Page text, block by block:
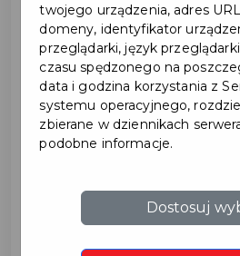
Utrudnienia w
twojego urządzenia, adres
domeny, identyfikator
przeglądarki, język
czasu spędzonego na
data i godzina korzystania z
systemu operacyjnego,
zbierane w dziennikach
podobne informacje.
Dostosuj